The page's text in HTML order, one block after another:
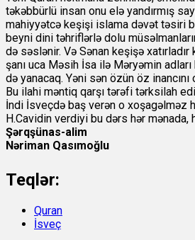
təkəbbürlü insan onu elə yandırmış
mahiyyətcə keşişi islama dəvət təsiri
beyni dini təhriflərlə dolu
də səslənir. Və Sənan keşişə xatırladır
şanı uca Məsih İsa ilə Məryəmin
də yanacaq. Yəni sən özün öz
Bu ilahi məntiq qarşı tərəfi tərksilah
İndi İsveçdə baş verən o xoşagəlməz
H.Cavidin verdiyi bu dərs hər mənada,
Şərqşünas-alim
Nəriman Qasımoğlu
Teqlər:
Quran
İsveç